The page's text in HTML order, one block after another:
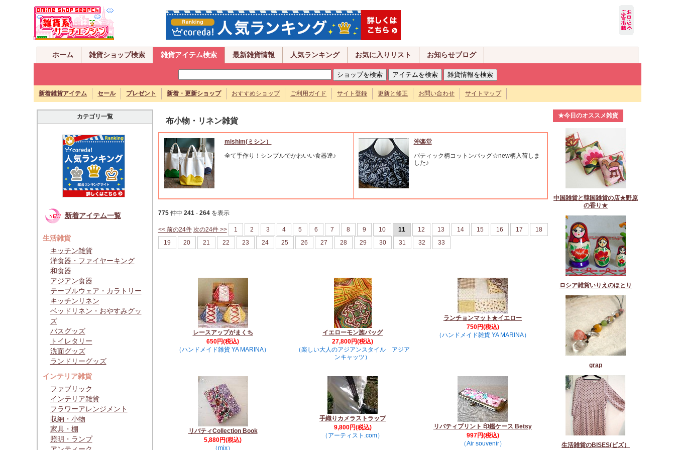
ホーム 雑貨ショップ検索 雑貨アイテム検索 最新雑貨情報 人気ランキング お気に入りリスト お知らせブログ
新着雑貨アイテム セール プレゼント 新着・更新ショップ おすすめショップ ご利用ガイド サイト登録 更新と修正 お問い合わせ サイトマップ
カテゴリ一覧
新着アイテム一覧
生活雑貨
キッチン雑貨
洋食器・ファイヤーキング
和食器
アジアン食器
テーブルウェア・カラトリー
キッチンリネン
ベッドリネン・おやすみグッ
ズ
バスグッズ
トイレタリー
洗面グッズ
ランドリーグッズ
インテリア雑貨
ファブリック
インテリア雑貨
フラワーアレンジメント
収納・小物
家具・棚
照明・ランプ
布小物・リネン雑貨
mishim(ミシン）
全て手作り！シンプルでかわいい食器達♪
沖楽堂
バティック柄コットンバッグ☆new柄入荷しま
した♪
775件中 241- 264を表示
<< 前の24件 次の24件 >> 1 2 3 4 5 6 7 8 9 10 11 12 13 14 15 16 17
18
19
20 21 22 23 24 25 26 27 28 29 30 31 32 33
レースアップがまくち
650円(税込)
（ハンドメイド雑貨 YA MARINA）
イエローモン族バッグ
27,800円(税込)
（楽しい大人のアジアンスタイル アジア
ンキャッツ）
ランチョンマット★イエロー
750円(税込)
（ハンドメイド雑貨 YA MARINA）
リバティCollection Book
5,880円(税込)
（mix）
手織りカメラストラップ
9,800円(税込)
（アーティスト.com）
リバティプリント 印鑑ケース Betsy
997円(税込)
（Air souvenir）
★今日のオススメ雑貨
中国雑貨と韓国雑貨の店★野原
の香り★
ロシア雑貨いりえのほとり
grap
生活雑貨のBISES(ビズ）